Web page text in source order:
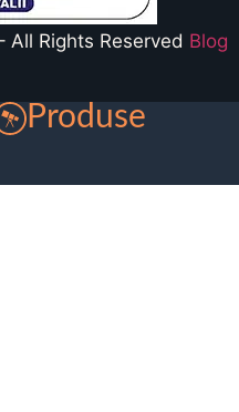
Rights Reserved Blog
Produse